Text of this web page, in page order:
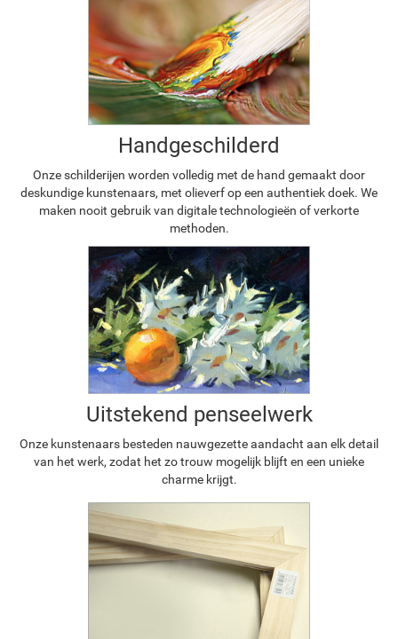
Handgeschilderd
Onze schilderijen worden volledig met de hand gemaakt door
deskundige kunstenaars, met olieverf op een authentiek doek. We
maken nooit gebruik van digitale technologieën of verkorte
methoden.
Uitstekend penseelwerk
Onze kunstenaars besteden nauwgezette aandacht aan elk detail
van het werk, zodat het zo trouw mogelijk blijft en een unieke
charme krijgt.